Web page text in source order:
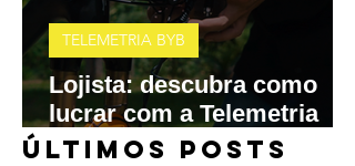
Lojista: descubra como
lucrar com a Telemetria
BYB
TELEMETRIA BYB
​ÚLTIMOS POSTS